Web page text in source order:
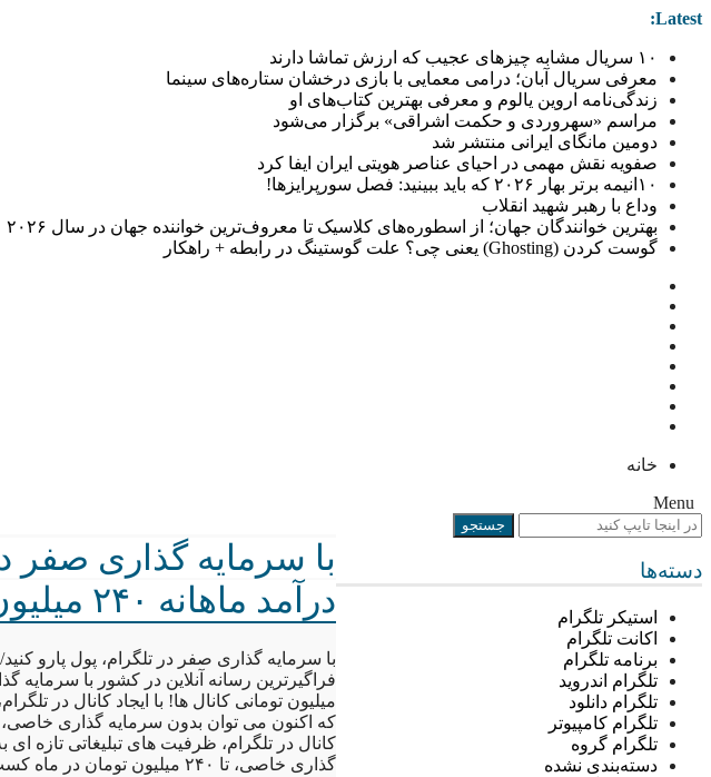
Latest:
۱۰ سریال مشابه چیزهای عجیب که ارزش تماشا دارند
معرفی سریال آبان؛ درامی معمایی با بازی درخشان ستاره‌های سینما
زندگی‌نامه اروین یالوم و معرفی بهترین کتاب‌های او
مراسم «سهروردی و حکمت اشراقی» برگزار می‌شود
دومین مانگای ایرانی منتشر شد
صفویه نقش مهمی در احیای عناصر هویتی ایران ایفا کرد
۱۰انیمه برتر بهار ۲۰۲۶ که باید ببینید: فصل سورپرایزها!
وداع با رهبر شهید انقلاب
بهترین خوانندگان جهان؛ از اسطوره‌های کلاسیک تا معروف‌ترین خواننده جهان در سال ۲۰۲۶
گوست کردن (Ghosting) یعنی چی؟ علت گوستینگ در رابطه + راهکار
خانه
Menu
دسته‌ها
استیکر تلگرام
اکانت تلگرام
برنامه تلگرام
تلگرام اندروید
تلگرام دانلود
تلگرام کامپیوتر
تلگرام گروه
دسته‌بندی نشده
با سرمایه گذاری صفر
درآمد ماهانه ۲۴۰ میلیون تومانی کانال ها!
با سرمایه گذاری صفر در تلگرام، پول پارو کنید/درآمد ماهانه ۲۴۰
میلیون تومانی کانال ها! با ایجاد کانال در
کانال در تلگرام، ظرفیت های تبلیغاتی تازه
گذاری خاصی، تا ۲۴۰ میلیون تومان در ماه کسب درآمد کرد.